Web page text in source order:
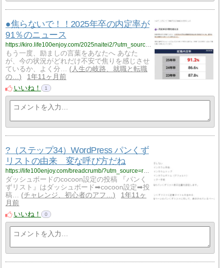
●焦らないで！！2025年卒の内定率が
91％のニュース
もう一度、励ましの言葉をあなたへ あなた
が、今の状況がどれだけ不安で焦りを感じさせ
ているか、よく分…
人生の岐路、就職と転職
の…
1年11ヶ月前
いいね！
1
?（ステップ34）WordPress パンくず
リストの由来 変な呼び方だね
ダッシュボードのcocoon設定の投稿 『パンく
ずリスト』はダッシュボード➡cocoon設定➡投
稿…
チャレンジ、初心者のアフ…
1年11ヶ
月前
いいね！
0